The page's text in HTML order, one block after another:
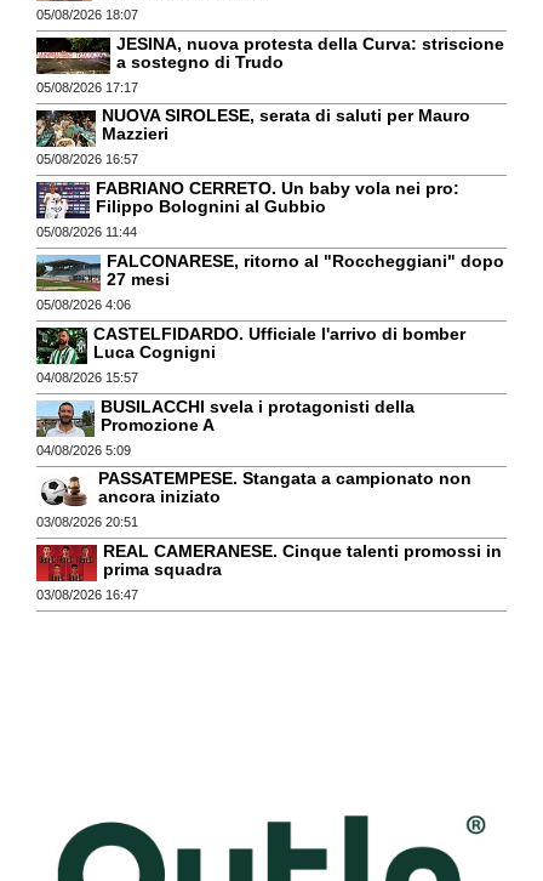
05/08/2026 18:07
JESINA, nuova protesta della Curva: striscione
a sostegno di Trudo
05/08/2026 17:17
NUOVA SIROLESE, serata di saluti per Mauro
Mazzieri
05/08/2026 16:57
FABRIANO CERRETO. Un baby vola nei pro:
Filippo Bolognini al Gubbio
05/08/2026 11:44
FALCONARESE, ritorno al "Roccheggiani" dopo
27 mesi
05/08/2026 4:06
CASTELFIDARDO. Ufficiale l'arrivo di bomber
Luca Cognigni
04/08/2026 15:57
BUSILACCHI svela i protagonisti della
Promozione A
04/08/2026 5:09
PASSATEMPESE. Stangata a campionato non
ancora iniziato
03/08/2026 20:51
REAL CAMERANESE. Cinque talenti promossi in
prima squadra
03/08/2026 16:47